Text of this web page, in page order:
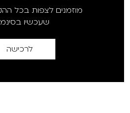
מוזמנים לצפות בכל
שעכשיו
לרכישה